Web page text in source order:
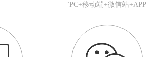
"PC+移动端+微信站